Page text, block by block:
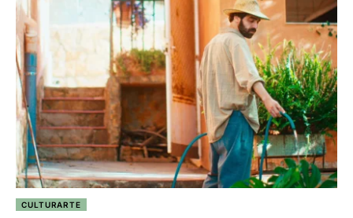
CULTURARTE